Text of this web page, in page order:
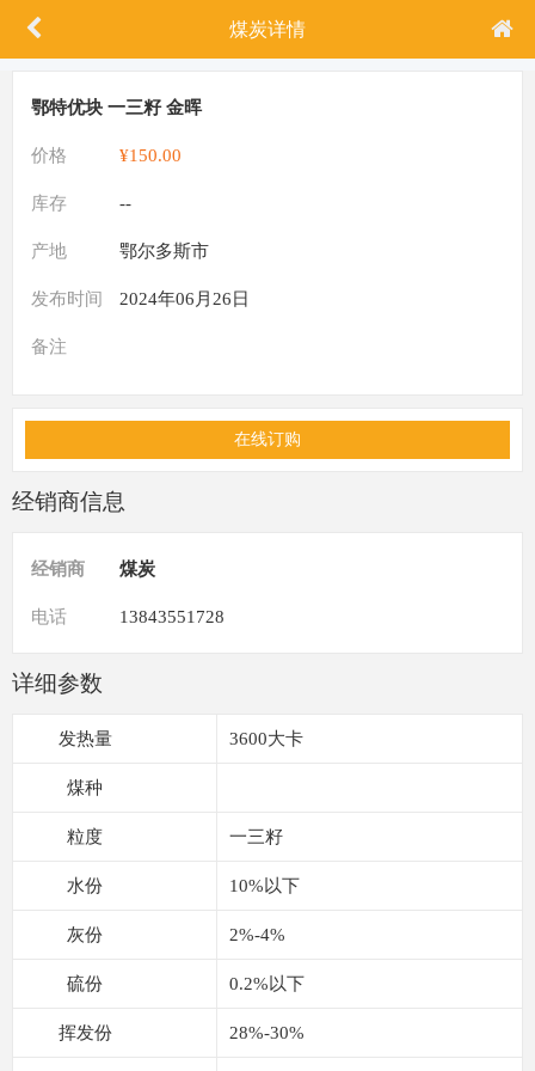
煤炭详情
鄂特优块 一三籽 金晖
价格 ¥150.00
库存 --
产地 鄂尔多斯市
发布时间 2024年06月26日
备注
在线订购
经销商信息
经销商 煤炭
电话 13843551728
详细参数
发热量 3600大卡
煤种
粒度 一三籽
水份 10%以下
灰份 2%-4%
硫份 0.2%以下
挥发份 28%-30%